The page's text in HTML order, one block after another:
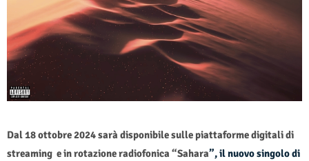
Dal 18 ottobre 2024 sarà disponibile sulle piattaforme digitali di
streaming e in rotazione radiofonica “Sahara”, il nuovo singolo di